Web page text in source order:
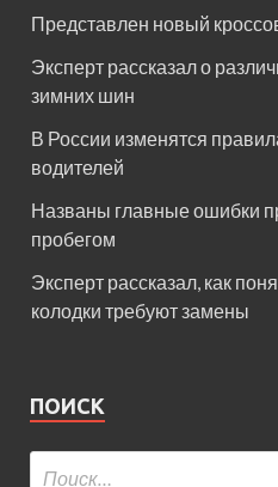
Представлен новый
Эксперт рассказал о
зимних шин
В России изменятся
водителей
Названы главные ошибки
пробегом
Эксперт рассказал, как
колодки требуют замены
ПОИСК